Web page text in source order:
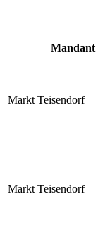
Mandant
Markt Teisendorf
Markt Teisendorf